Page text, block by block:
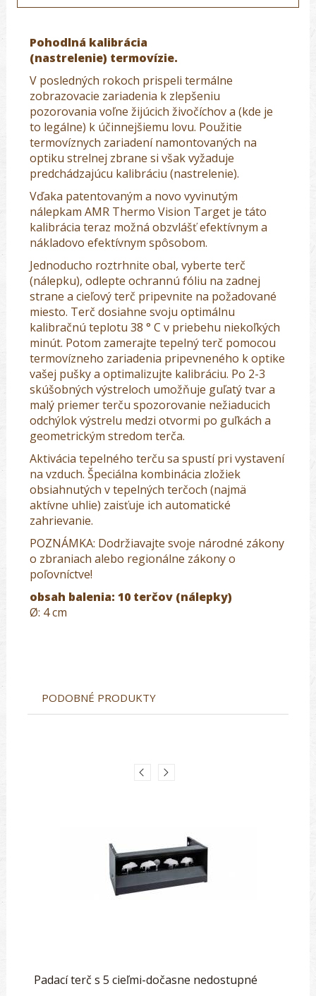
Pohodlná kalibrácia
(nastrelenie) termovízie.
V posledných rokoch prispeli termálne
zobrazovacie zariadenia k zlepšeniu
pozorovania voľne žijúcich živočíchov a (kde je
to legálne) k účinnejšiemu lovu. Použitie
termovíznych zariadení namontovaných na
optiku strelnej zbrane si však vyžaduje
predchádzajúcu kalibráciu (nastrelenie).
Vďaka patentovaným a novo vyvinutým
nálepkam AMR Thermo Vision Target je táto
kalibrácia teraz možná obzvlášť efektívnym a
nákladovo efektívnym spôsobom.
Jednoducho roztrhnite obal, vyberte terč
(nálepku), odlepte ochrannú fóliu na zadnej
strane a cieľový terč pripevnite na požadované
miesto. Terč dosiahne svoju optimálnu
kalibračnú teplotu 38 ° C v priebehu niekoľkých
minút. Potom zamerajte tepelný terč pomocou
termovízneho zariadenia pripevneného k optike
vašej pušky a optimalizujte kalibráciu. Po 2-3
skúšobných výstreloch umožňuje guľatý tvar a
malý priemer terču spozorovanie nežiaducich
odchýlok výstrelu medzi otvormi po guľkách a
geometrickým stredom terča.
Aktivácia tepelného terču sa spustí pri vystavení
na vzduch. Špeciálna kombinácia zložiek
obsiahnutých v tepelných terčoch (najmä
aktívne uhlie) zaisťuje ich automatické
zahrievanie.
POZNÁMKA: Dodržiavajte svoje národné zákony
o zbraniach alebo regionálne zákony o
poľovníctve!
obsah balenia: 10 terčov (nálepky)
Ø: 4 cm
PODOBNÉ PRODUKTY
Padací terč s 5 cieľmi-dočasne nedostupné